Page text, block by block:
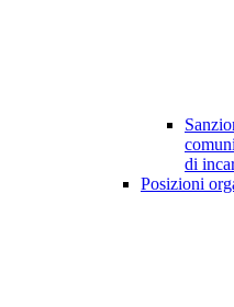
di
Posizioni